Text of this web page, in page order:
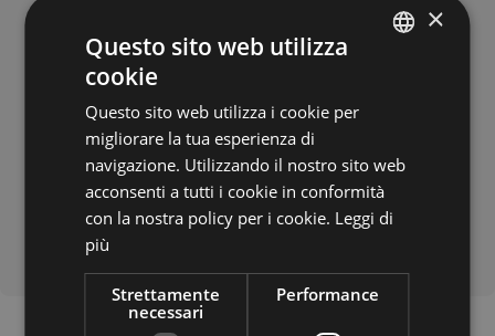
bagno turco
×
Questo sito web utilizza
cookie
Questo sito web utilizza i cookie per
migliorare la tua esperienza di
navigazione. Utilizzando il nostro sito web
acconsenti a tutti i cookie in conformità
con la nostra policy per i cookie. Leggi di
più
Strettamente
necessari
Performance